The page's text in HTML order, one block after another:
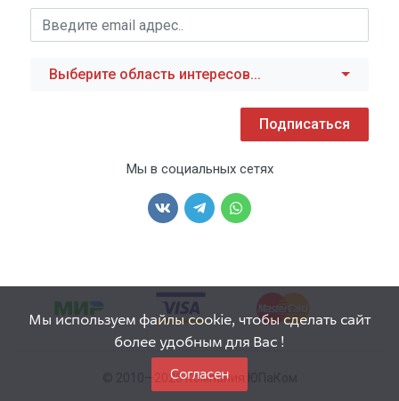
Выберите область интересов...
Подписаться
Мы в социальных сетях
© 2010—2026 Компания ЮПаКом
Мы используем файлы cookie, чтобы сделать сайт
более удобным для Вас !
Согласен